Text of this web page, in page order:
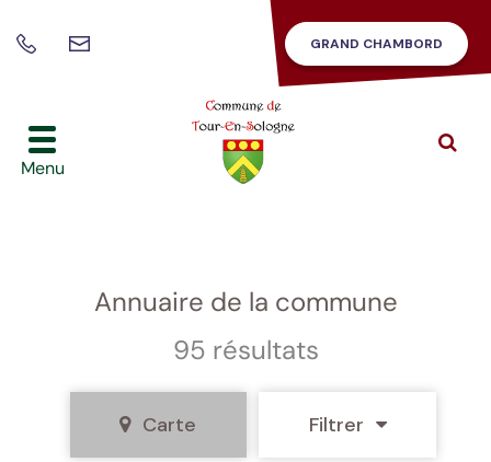
42
86
GRAND CHAMBORD
Menu
Annuaire de la commune
95 résultats
Carte Filtrer